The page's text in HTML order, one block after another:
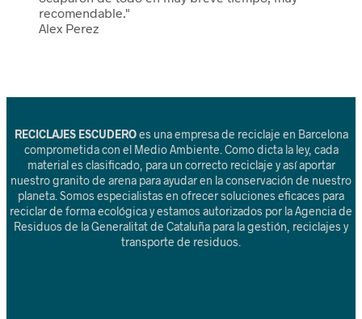
recomendable."
Alex Perez
RECICLAJES ESCUDEROes una empresa de reciclaje en Barcelona
comprometida con el Medio Ambiente. Como dicta la ley, cada
material es clasificado, para un correcto reciclaje y así aportar
nuestro granito de arena para ayudar en la conservación de nuestro
planeta. Somos especialistas en ofrecer soluciones eficaces para
reciclar de forma ecológica y estamos autorizados por la Agencia de
Residuos de la Generalitat de Cataluña para la gestión, reciclajes y
transporte de residuos.